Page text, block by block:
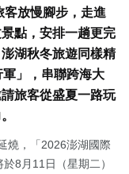
客放慢腳步，走進
點，安排一趟更完
湖秋冬旅遊同樣精
」，串聯跨海大
旅客從盛夏一路玩
燒，「2026澎湖國際
8月11日（星期二）